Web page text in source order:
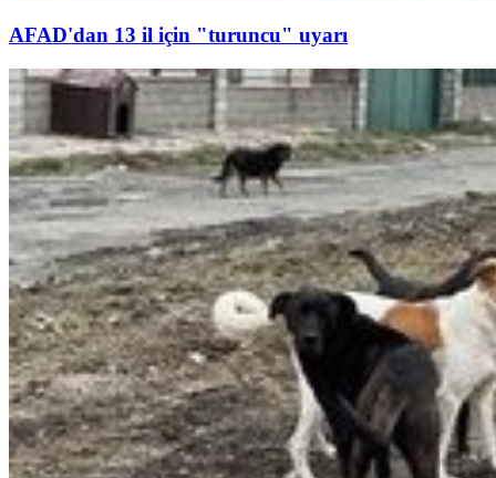
AFAD'dan 13 il için "turuncu" uyarı